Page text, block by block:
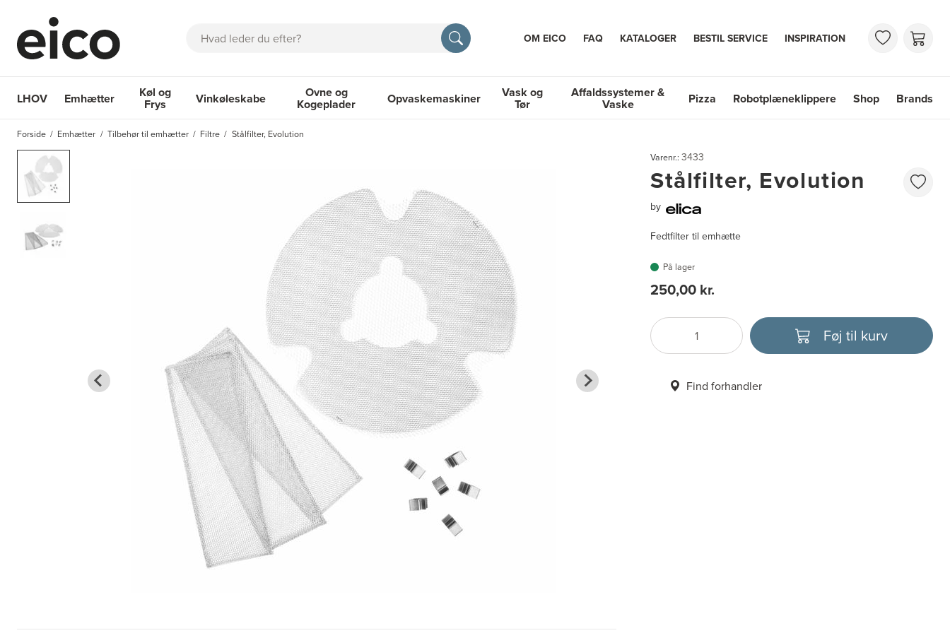
Søg OM EICO FAQ KATALOGER BESTIL SERVICE INSPIRATION
LHOV Emhætter
Emhætter
Køl og
Frys
Køl og Frys
Vinkøleskabe
Vinkøleskabe
Ovne og
Kogeplader
Ovne og Kogeplader
Opvaskemaskiner Vask og
Tør
Affaldssystemer &
Vaske Pizza Robotplæneklippere Shop Brands
Forside Emhætter Tilbehør til emhætter Filtre
Stålfilter, Evolution
Varenr.: 3433
Stålfilter, Evolution
by
Fedtfilter til emhætte
På lager
250,00 kr.
Antal
Vælg enhed Føj til kurv
Find forhandler